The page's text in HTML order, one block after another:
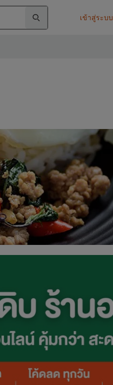
เข้าสู่ระบบ